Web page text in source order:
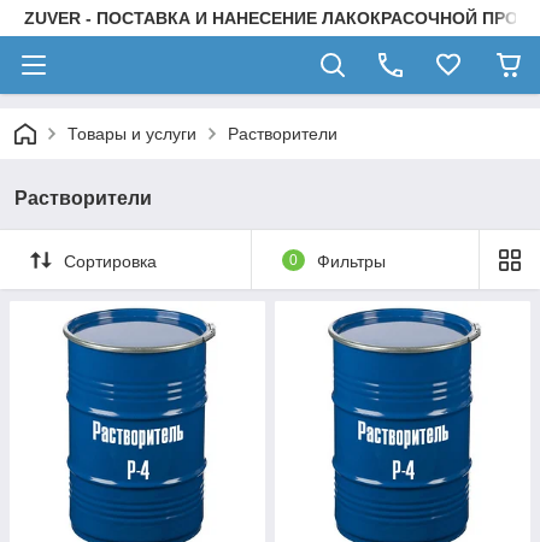
ZUVER - ПОСТАВКА И НАНЕСЕНИЕ ЛАКОКРАСОЧНОЙ
Товары и услуги Растворители
Растворители
Сортировка 0 Фильтры